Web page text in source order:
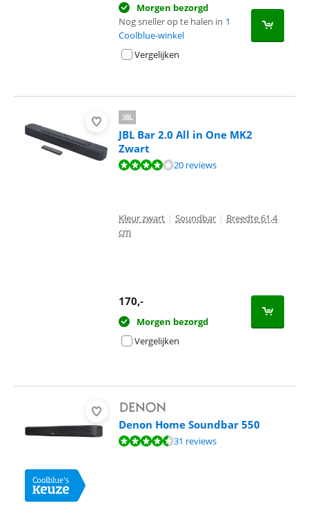
Morgen bezorgd
Nog sneller op te halen in 1
Coolblue-winkel
Vergelijken
JBL Bar 2.0 All in One MK2
Zwart
Beoordeling is 8,2 van de 10, gebaseerd op 20 reviews.
20 reviews
Kleur zwart | Soundbar | Breedte 61,4
cm
170,-
Morgen bezorgd
Vergelijken
Denon Home Soundbar 550
Beoordeling is 8,6 van de 10, gebaseerd op 31 reviews.
31 reviews